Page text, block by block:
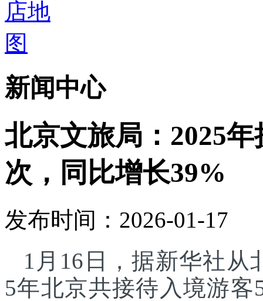
新闻中心
北京文旅局：2025
次，同比增长39%
发布时间：2026-01-17
1月16日，据新华社从
5年北京共接待入境游客